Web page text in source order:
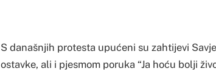
S današnjih protesta upućeni su zahtijevi
ostavke, ali i pjesmom poruka “Ja hoću bolji